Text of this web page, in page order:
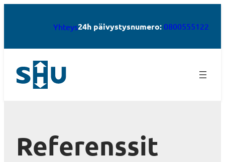
Yhteys24h päivystysnumero: 0800555122
Referenssit